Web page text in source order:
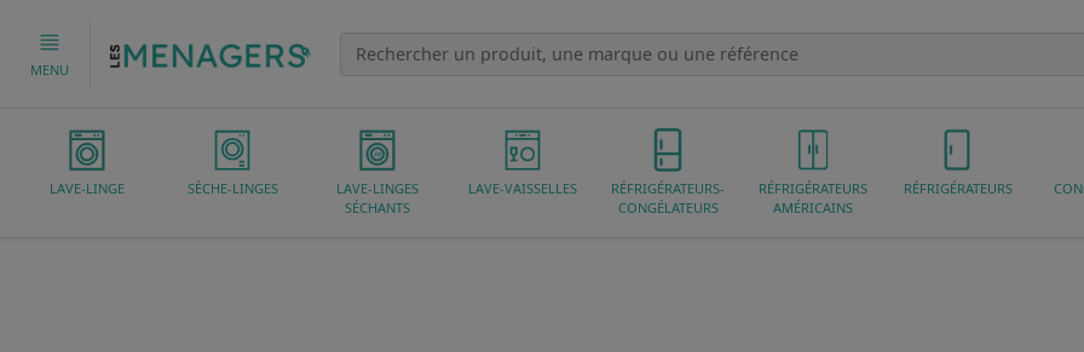
MENU
LAVE-LINGE SÈCHE-LINGES
LAVE-LINGES
SÉCHANTS
LAVE-VAISSELLES
RÉFRIGÉRATEURS-
CONGÉLATEURS
RÉFRIGÉRATEURS
AMÉRICAINS
RÉFRIGÉRATEURS